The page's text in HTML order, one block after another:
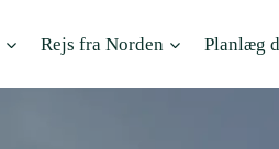
Rejs fra Norden Planlæg